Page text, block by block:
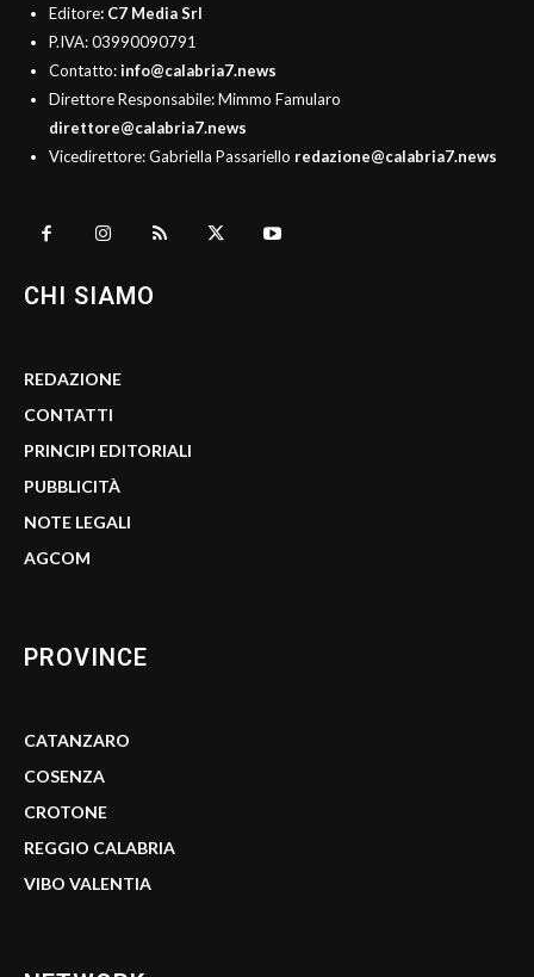
Editore: C7 Media Srl
P.IVA: 03990090791
Contatto:info@calabria7.news
Direttore Responsabile: Mimmo Famularo
direttore@calabria7.news
Vicedirettore: Gabriella Passariello redazione@calabria7.news
CHI SIAMO
REDAZIONE
CONTATTI
PRINCIPI EDITORIALI
PUBBLICITÀ
NOTE LEGALI
AGCOM
PROVINCE
CATANZARO
COSENZA
CROTONE
REGGIO CALABRIA
VIBO VALENTIA